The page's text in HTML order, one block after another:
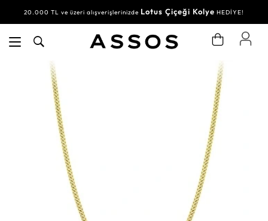
20.000 TL ve üzeri alışverişlerinizde Lotus Çiçeği Kolye HEDİYE!